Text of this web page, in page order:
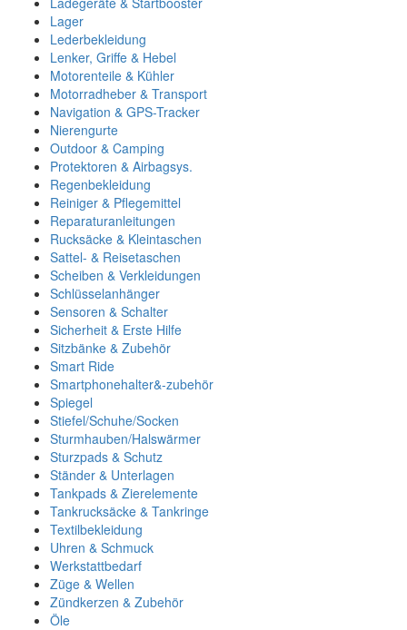
Lager
Lederbekleidung
Lenker, Griffe & Hebel
Motorenteile & Kühler
Motorradheber & Transport
Navigation & GPS-Tracker
Nierengurte
Outdoor & Camping
Protektoren & Airbagsys.
Regenbekleidung
Reiniger & Pflegemittel
Reparaturanleitungen
Rucksäcke & Kleintaschen
Sattel- & Reisetaschen
Scheiben & Verkleidungen
Schlüsselanhänger
Sensoren & Schalter
Sicherheit & Erste Hilfe
Sitzbänke & Zubehör
Smart Ride
Smartphonehalter&-zubehör
Spiegel
Stiefel/Schuhe/Socken
Sturmhauben/Halswärmer
Sturzpads & Schutz
Ständer & Unterlagen
Tankpads & Zierelemente
Tankrucksäcke & Tankringe
Textilbekleidung
Uhren & Schmuck
Werkstattbedarf
Züge & Wellen
Zündkerzen & Zubehör
Öle